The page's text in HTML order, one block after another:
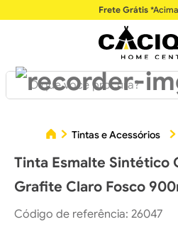
Frete Grátis
O que você procura?
Tintas e Acessórios
Tinta Esmalte Sintético
Grafite Claro Fosco
Código de referência: 26047